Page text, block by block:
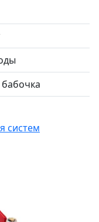
бабочка
систем